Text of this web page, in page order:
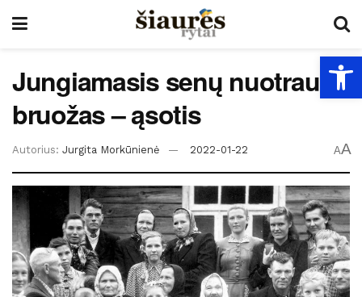
Jungiamasis senų nuotraukų
bruožas – ąsotis
Autorius: Jurgita Morkūnienė 2022-01-22 AA